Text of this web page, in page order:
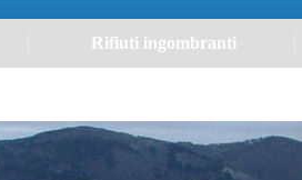
Rifiuti ingombranti